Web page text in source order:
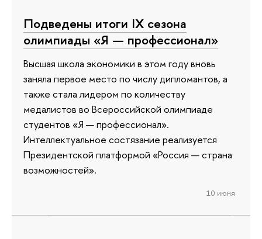
Подведены итоги IX сезона
олимпиады «Я — профессионал»
Высшая школа экономики в этом году вновь
заняла первое место по числу дипломантов, а
также стала лидером по количеству
медалистов во Всероссийской олимпиаде
студентов «Я — профессионал».
Интеллектуальное состязание реализуется
Президентской платформой «Россия — страна
возможностей».
10 июня